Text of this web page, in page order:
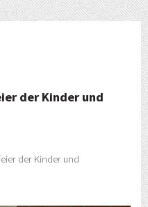
der Kinder und
der Kinder und